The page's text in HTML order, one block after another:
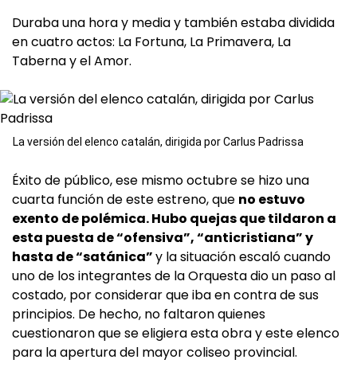
Duraba una hora y media y también estaba dividida
en cuatro actos: La Fortuna, La Primavera, La
Taberna y el Amor.
La versión del elenco catalán, dirigida por Carlus Padrissa
Éxito de público, ese mismo octubre se hizo una
cuarta función de este estreno, que no estuvo
exento de polémica. Hubo quejas que tildaron a
esta puesta de “ofensiva”, “anticristiana” y
hasta de “satánica”y la situación escaló cuando
uno de los integrantes de la Orquesta dio un paso al
costado, por considerar que iba en contra de sus
principios. De hecho, no faltaron quienes
cuestionaron que se eligiera esta obra y este elenco
para la apertura del mayor coliseo provincial.